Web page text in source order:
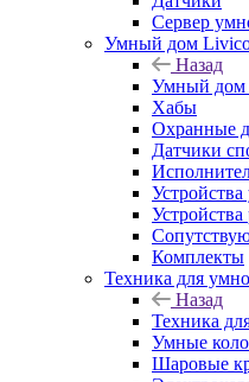
Сервер
Умный дом
Назад
Умный дом
Хабы
Охранные
Датчики
Комплекты
Техника для
Назад
Техника
Умные
Шаровые